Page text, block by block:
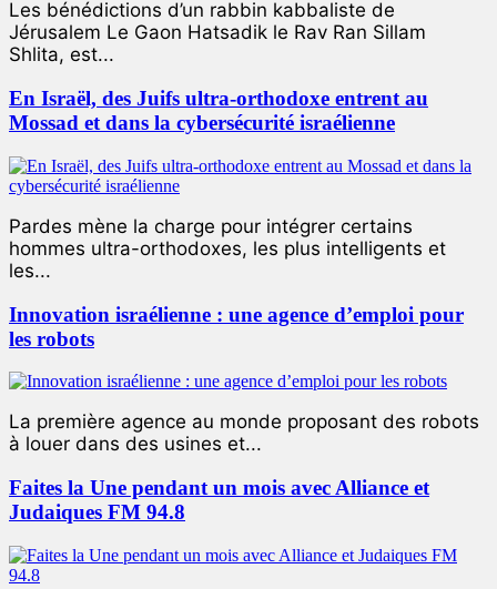
Les bénédictions d’un rabbin kabbaliste de
Jérusalem Le Gaon Hatsadik le Rav Ran Sillam
Shlita, est...
En Israël, des Juifs ultra-orthodoxe entrent au
Mossad et dans la cybersécurité israélienne
Pardes mène la charge pour intégrer certains
hommes ultra-orthodoxes, les plus intelligents et
les...
Innovation israélienne : une agence d’emploi pour
les robots
La première agence au monde proposant des robots
à louer dans des usines et...
Faites la Une pendant un mois avec Alliance et
Judaiques FM 94.8